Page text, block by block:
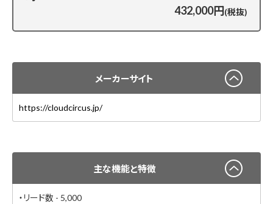
432,000円(税抜)
メーカーサイト
https://cloudcircus.jp/
主な機能と特徴
・リード数 - 5,000